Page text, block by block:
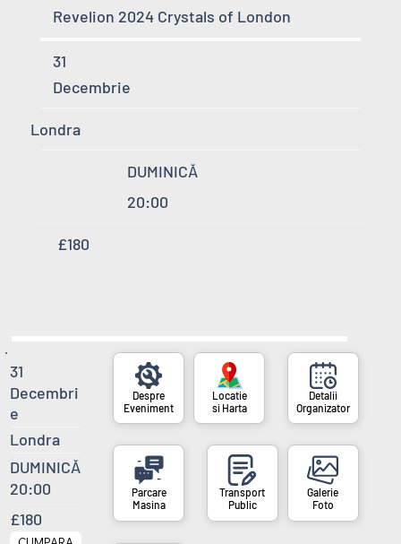
Revelion 2024 Crystals of London
31
Decembrie
Londra
DUMINICĂ
20:00
£180
Eveniment
Organizator
si Harta
Masina
Transport
Public
Galerie
Foto
31
Decembri
e
Londra
DUMINICĂ
20:00
£180